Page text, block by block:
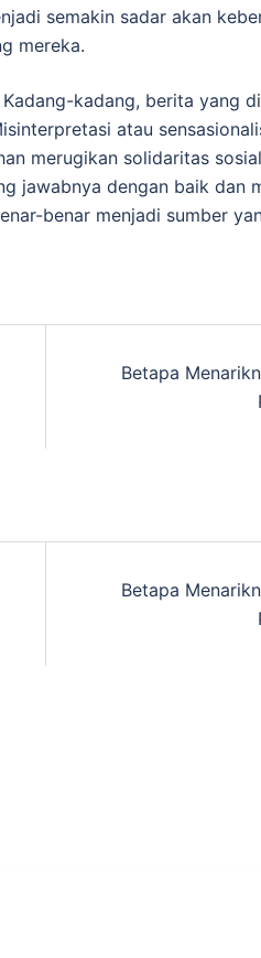
semakin sadar akan
mereka.
kadang, berita yang
atau
merugikan solidaritas
jawabnya dengan baik dan
benar menjadi sumber
Betapa
Betapa